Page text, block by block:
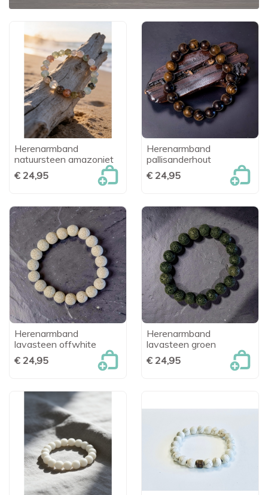
Herenarmband
natuursteen amazoniet
€ 24,95
Herenarmband
pallisanderhout
€ 24,95
Herenarmband
lavasteen offwhite
€ 24,95
Herenarmband
lavasteen groen
€ 24,95